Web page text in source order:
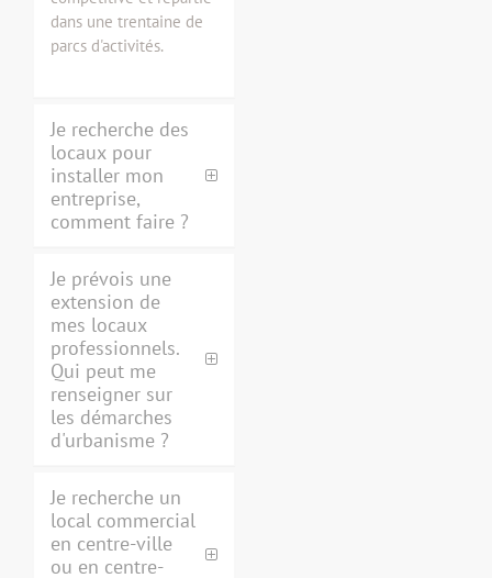
dans une trentaine de
parcs d'activités.
Je recherche des
locaux pour
installer mon
entreprise,
comment faire ?
Je prévois une
extension de
mes locaux
professionnels.
Qui peut me
renseigner sur
les démarches
d'urbanisme ?
Je recherche un
local commercial
en centre-ville
ou en centre-